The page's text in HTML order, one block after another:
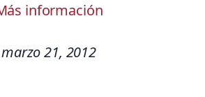
información
marzo 21, 2012